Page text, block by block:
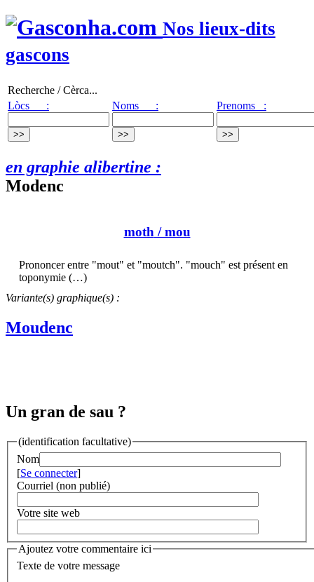
Nos lieux-dits
gascons
Recherche / Cèrca...
Lòcs :
Noms : Prenoms :
en graphie alibertine :
Modenc
moth/ mou
Prononcer entre "mout" et "moutch". "mouch" est présent en
toponymie (…)
Variante(s) graphique(s) :
Moudenc
Un gran de sau ?
(identification facultative)
Nom
[Se connecter]
Courriel (non publié)
Votre site web
Ajoutez votre commentaire ici
Texte de votre message